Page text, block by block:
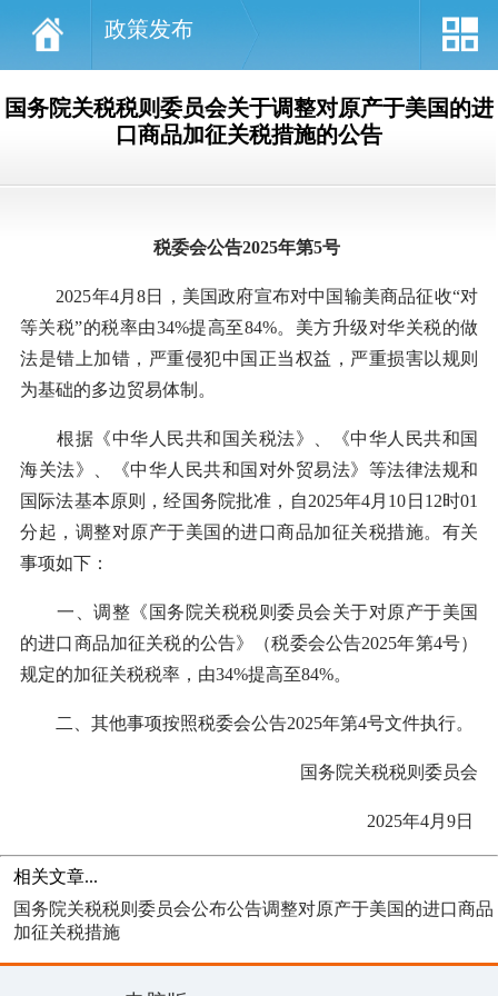
政策发布
国务院关税税则委员会关于调整对原产于美国的进
口商品加征关税措施的公告
税委会公告2025年第5号
2025年4月8日，美国政府宣布对中国输美商品征收“对
等关税”的税率由34%提高至84%。美方升级对华关税的做
法是错上加错，严重侵犯中国正当权益，严重损害以规则
为基础的多边贸易体制。
根据《中华人民共和国关税法》、《中华人民共和国
海关法》、《中华人民共和国对外贸易法》等法律法规和
国际法基本原则，经国务院批准，自2025年4月10日12时01
分起，调整对原产于美国的进口商品加征关税措施。有关
事项如下：
一、调整《国务院关税税则委员会关于对原产于美国
的进口商品加征关税的公告》（税委会公告2025年第4号）
规定的加征关税税率，由34%提高至84%。
二、其他事项按照税委会公告2025年第4号文件执行。
国务院关税税则委员会
2025年4月9日
相关文章...
国务院关税税则委员会公布公告调整对原产于美国的进口商品
加征关税措施